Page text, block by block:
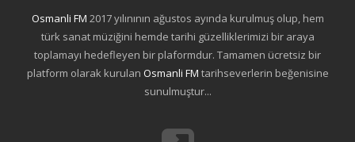
Osmanli FM 2017 yılınının ağustos ayında kurulmuş olup, hem
türk sanat müziğini hemde tarihi güzelliklerimizi bir araya
toplamayı hedefleyen bir plaformdur. Tamamen ücretsiz bir
platform olarak kurulan Osmanli FM tarihseverlerin beğenisine
sunulmuştur...